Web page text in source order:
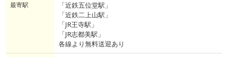
最寄駅
「近鉄五位堂駅」
「近鉄二上山駅」
「JR王寺駅」
「JR志都美駅」
各線より無料送迎あり